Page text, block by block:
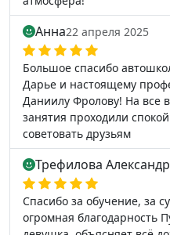
Анна22 апреля 2025
Большое спасибо
Дарье и настоящему
Даниилу Фролову! На все
занятия проходили
советовать друзьям
Трефилова
Спасибо за обучение, за
огромная благодарность